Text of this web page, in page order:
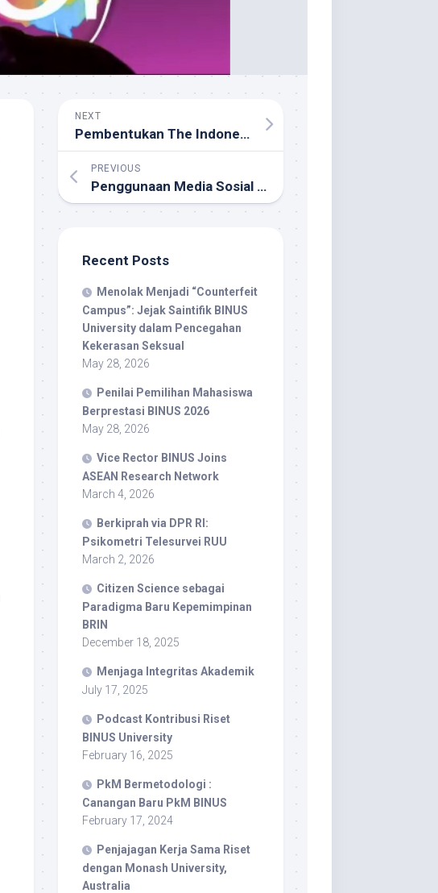
NEXT
Pembentukan The Indonesian International Association for Pattern Recognition
PREVIOUS
Penggunaan Media Sosial yang Aman dan Bertanggungjawab Pada Anak
Recent Posts
Menolak Menjadi “Counterfeit
Campus”: Jejak Saintifik BINUS
University dalam Pencegahan
Kekerasan Seksual
May 28, 2026
Penilai Pemilihan Mahasiswa
Berprestasi BINUS 2026
May 28, 2026
Vice Rector BINUS Joins
ASEAN Research Network
March 4, 2026
Berkiprah via DPR RI:
Psikometri Telesurvei RUU
March 2, 2026
Citizen Science sebagai
Paradigma Baru Kepemimpinan
BRIN
December 18, 2025
Menjaga Integritas Akademik
July 17, 2025
Podcast Kontribusi Riset
BINUS University
February 16, 2025
PkM Bermetodologi :
Canangan Baru PkM BINUS
February 17, 2024
Penjajagan Kerja Sama Riset
dengan Monash University,
Australia